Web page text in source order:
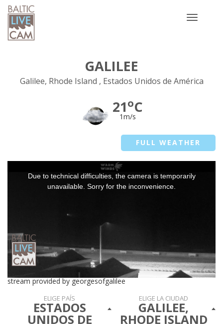
Toggle
GALILEE
Galilee, Rhode Island , Estados Unidos de América
21oC
1m/s
FULL WEATHER
Due to technical difficulties, the camera is temporarily
unavailable. Sorry for the inconvenience.
stream provided by georgesofgalilee
ELIGE PAÍS
ESTADOS
UNIDOS DE
ELIGE LA CIUDAD
GALILEE,
RHODE ISLAND